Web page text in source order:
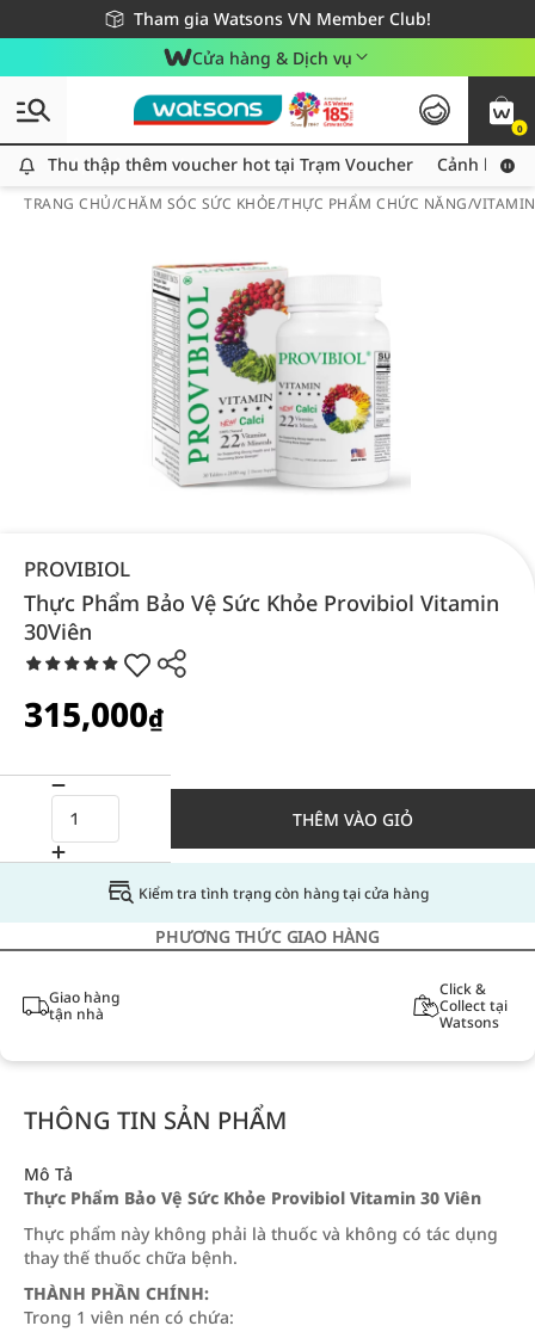
Tham gia Watsons VN Member Club!
Miễn phí giao hàng cho đơn hàng từ 249,000Đ
Giao hàng nhanh 24h - Áp dụng khu vực TP. Hồ Chí Minh
Cửa hàng & Dịch vụ
0
Thu thập thêm voucher hot tại Trạm Voucher
Thu thập thêm voucher hot tại Trạm Voucher Cảnh báo
TRANG CHỦ/CHĂM SÓC SỨC KHỎE/THỰC PHẨM CHỨC NĂNG/
PROVIBIOL
Thực Phẩm Bảo Vệ Sức Khỏe Provibiol Vitamin
30Viên
315,000₫
THÊM VÀO GIỎ
Kiểm tra tình trạng còn hàng tại cửa hàng
PHƯƠNG THỨC GIAO HÀNG
Giao hàng
tận nhà
Click &
Collect tại
Watsons
THÔNG TIN SẢN PHẨM
Mô Tả
Thực Phẩm Bảo Vệ Sức Khỏe Provibiol Vitamin 30 Viên
Thực phẩm này không phải là thuốc và không có tác dụng
thay thế thuốc chữa bệnh.
THÀNH PHẦN CHÍNH:
Trong 1 viên nén có chứa: